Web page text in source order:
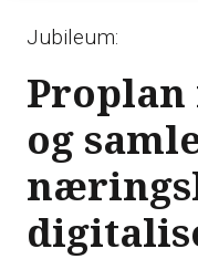
Jubileum:
og